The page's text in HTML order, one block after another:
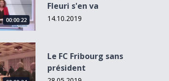
00:00:22
Fleuri s'en va
14.10.2019
président
Le FC Fribourg sans
président